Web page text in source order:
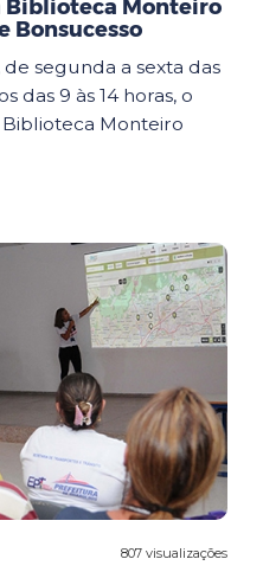
Biblioteca Monteiro
Bonsucesso
segunda a sexta das
das 9 às 14 horas, o
Monteiro
807 visualizações